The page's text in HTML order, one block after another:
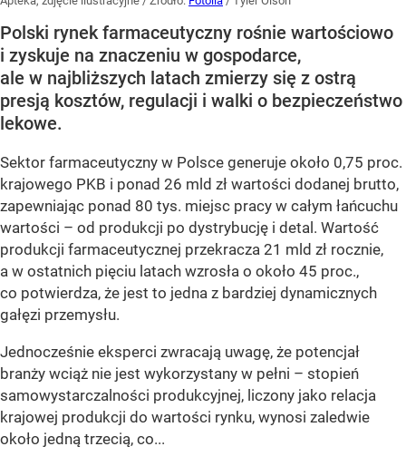
Polski rynek farmaceutyczny rośnie wartościowo
i zyskuje na znaczeniu w gospodarce,
ale w najbliższych latach zmierzy się z ostrą
presją kosztów, regulacji i walki o bezpieczeństwo
lekowe.
Sektor farmaceutyczny w Polsce generuje około 0,75 proc.
krajowego PKB i ponad 26 mld zł wartości dodanej brutto,
zapewniając ponad 80 tys. miejsc pracy w całym łańcuchu
wartości – od produkcji po dystrybucję i detal. Wartość
produkcji farmaceutycznej przekracza 21 mld zł rocznie,
a w ostatnich pięciu latach wzrosła o około 45 proc.,
co potwierdza, że jest to jedna z bardziej dynamicznych
gałęzi przemysłu.
Jednocześnie eksperci zwracają uwagę, że potencjał
branży wciąż nie jest wykorzystany w pełni – stopień
samowystarczalności produkcyjnej, liczony jako relacja
krajowej produkcji do wartości rynku, wynosi zaledwie
około jedną trzecią, co...